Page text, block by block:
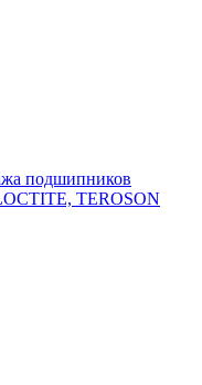
подшипников
TEROSON